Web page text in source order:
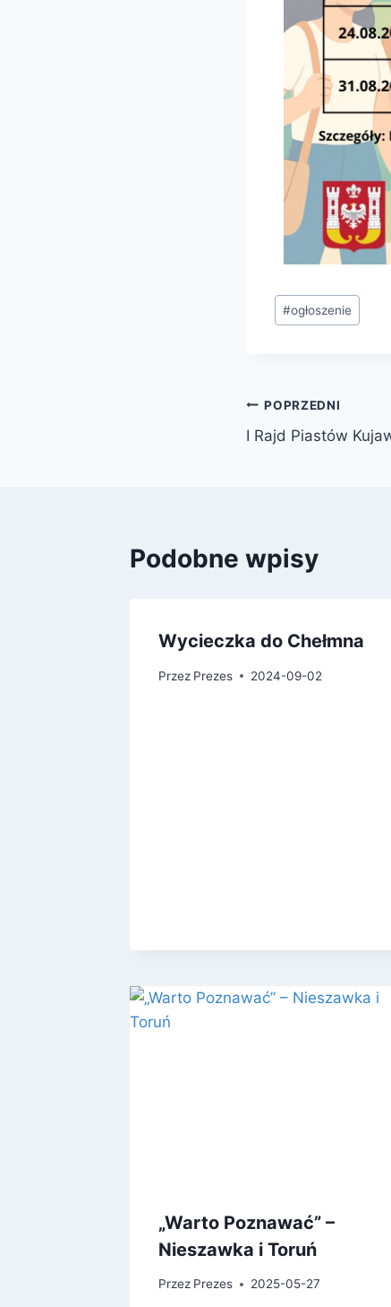
#ogłoszenie
POPRZEDNI
I Rajd Piastów
Podobne wpisy
Wycieczka do Chełmna
Przez Prezes 2024-09-02
„Warto Poznawać” –
Nieszawka i Toruń
Przez Prezes 2025-05-27